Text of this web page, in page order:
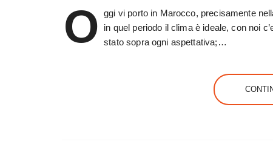
O ggi vi porto in Marocco, precisamente
in quel periodo il clima è ideale, con noi
stato sopra ogni aspettativa;…